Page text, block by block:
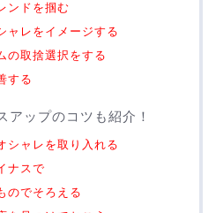
ンドを掴む
ャレをイメージする
の取捨選択をする
する
アップのコツも紹介！
シャレを取り入れる
ナスで
のでそろえる